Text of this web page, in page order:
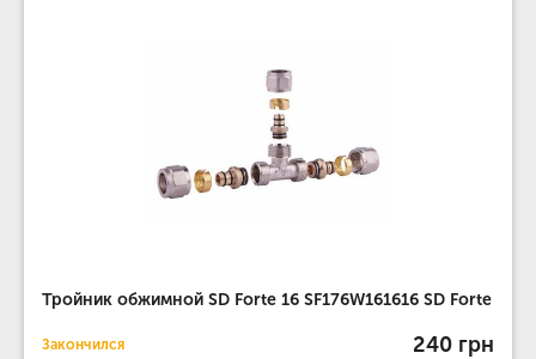
Тройник обжимной SD Forte 16 SF176W161616 SD Forte
Закончился 240 грн